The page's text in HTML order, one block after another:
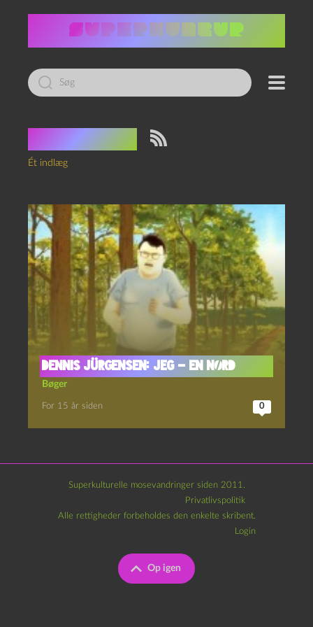
Led
efter:
Tag:Elver
Ét indlæg
Dennis Jürgensen: Jeg – en nørd
Bøger
For 15 år siden 0
Superkulturelle mosevandringer siden 2011.
Privatlivspolitik
Op igen
Alle rettigheder forbeholdes den enkelte skribent.
Login